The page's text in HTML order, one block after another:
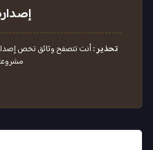
تحذير :أنت تتصفح وثائق تخص